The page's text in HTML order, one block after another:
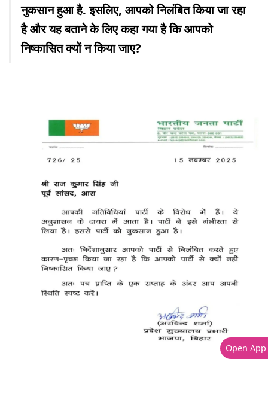
नुकसान हुआ है. इसलिए, आपको निलंबित किया जा रहा
है और यह बताने के लिए कहा गया है कि आपको
निष्कासित क्यों न किया जाए?
Open App